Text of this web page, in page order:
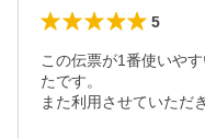
5
この伝票が1番使いや
たです。
また利用させていただ